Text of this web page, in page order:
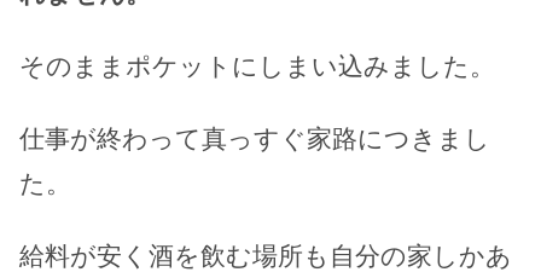
そのままポケットにしまい込みました。
仕事が終わって真っすぐ家路につきまし
た。
給料が安く酒を飲む場所も自分の家しかあ